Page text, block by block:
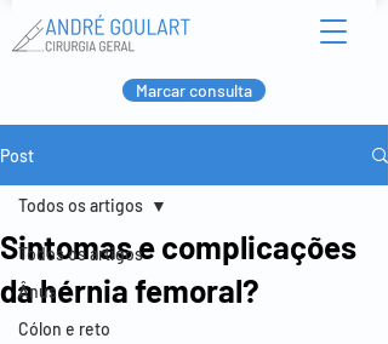
Marcar consulta
Post
Todos os artigos
Ânus
Cólon e reto
Todos os artigos
Sintomas e complicações
da hérnia femoral?